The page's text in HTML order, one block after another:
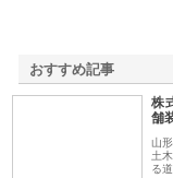
おすすめ記事
株
舗
山
土
る